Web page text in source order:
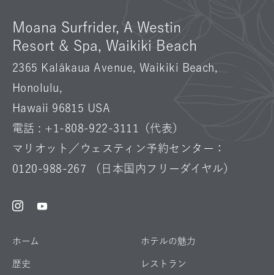
Moana Surfrider, A Westin
Resort & Spa, Waikiki Beach
2365 Kalākaua Avenue, Waikiki Beach,
Honolulu,
Hawaii 96815 USA
電話 : +1-808-922-3111
（代表）
マリオット／ウェスティン予約センター：
0120-988-267 （日本国内フリーダイヤル）
Instagram
ホーム ホテルの魅力
歴史 レストラン